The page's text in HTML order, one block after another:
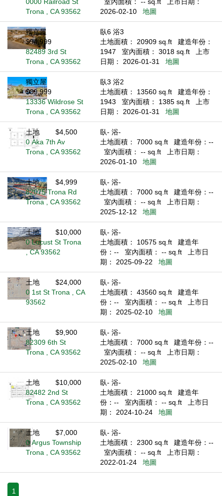
Trona , CA 93562
2026-02-10
地圖
獨立屋
$94,999
82489 3rd St
Trona , CA 93562
臥6 浴3
土地面積： 20909 sq.ft
建造年份：
1947
室內面積： 3018 sq.ft
上市
日期： 2026-01-31
地圖
獨立屋
$39,999
13336 Wildrose St
Trona , CA 93562
臥3 浴2
土地面積： 13560 sq.ft
建造年份：
1943
室內面積： 1385 sq.ft
上市
日期： 2026-01-31
地圖
土地
$4,500
0 Aka 7th Av
Trona , CA 93562
臥- 浴-
土地面積： 7000 sq.ft
建造年份：--
室內面積： -- sq.ft
上市日期：
2026-01-10
地圖
土地
$4,999
82075 Trona Rd
Trona , CA 93562
臥- 浴-
土地面積： 7000 sq.ft
建造年份：--
室內面積： -- sq.ft
上市日期：
2025-12-12
地圖
土地
$10,000
0 Locust St Trona
, CA 93562
臥- 浴-
土地面積： 10575 sq.ft
建造年
份：--
室內面積： -- sq.ft
上市日
期： 2025-09-22
地圖
土地
$24,000
0 1st St Trona , CA
93562
臥- 浴-
土地面積： 43560 sq.ft
建造年
份：--
室內面積： -- sq.ft
上市日
期： 2025-02-10
地圖
土地
$9,900
82309 6th St
Trona , CA 93562
臥- 浴-
土地面積： 7000 sq.ft
建造年份：--
室內面積： -- sq.ft
上市日期：
2025-02-10
地圖
土地
$10,000
82482 2nd St
Trona , CA 93562
臥- 浴-
土地面積： 21000 sq.ft
建造年
份：--
室內面積： -- sq.ft
上市日
期： 2024-10-24
地圖
土地
$7,000
0 Argus Township
Trona , CA 93562
臥- 浴-
土地面積： 2300 sq.ft
建造年份：--
室內面積： -- sq.ft
上市日期：
2022-01-24
地圖
1